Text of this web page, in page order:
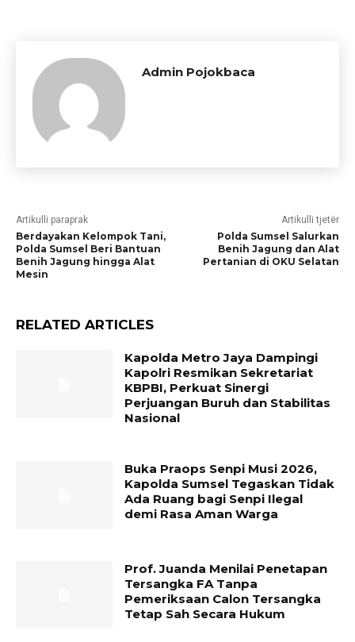
Admin Pojokbaca
Artikulli paraprak
Berdayakan Kelompok Tani,
Polda Sumsel Beri Bantuan
Benih Jagung hingga Alat
Mesin
Artikulli tjetër
Polda Sumsel Salurkan
Benih Jagung dan Alat
Pertanian di OKU Selatan
RELATED ARTICLES
Kapolda Metro Jaya Dampingi
Kapolri Resmikan Sekretariat
KBPBI, Perkuat Sinergi
Perjuangan Buruh dan Stabilitas
Nasional
Buka Praops Senpi Musi 2026,
Kapolda Sumsel Tegaskan Tidak
Ada Ruang bagi Senpi Ilegal
demi Rasa Aman Warga
Prof. Juanda Menilai Penetapan
Tersangka FA Tanpa
Pemeriksaan Calon Tersangka
Tetap Sah Secara Hukum